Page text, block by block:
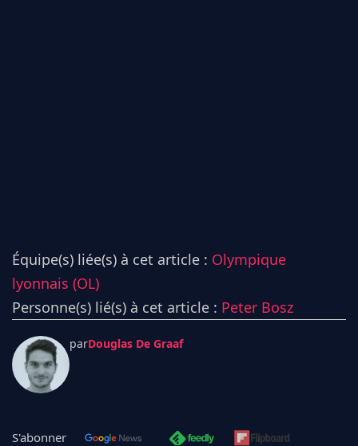
Équipe(s) liée(s) à cet article : Olympique
lyonnais (OL)
Personne(s) lié(s) à cet article : Peter Bosz
parDouglas De Graaf
S'abonner